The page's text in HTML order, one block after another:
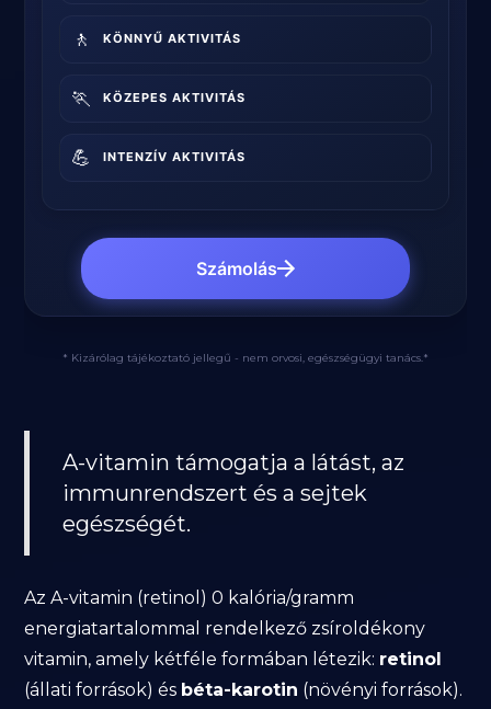
🚶 KÖNNYŰ AKTIVITÁS
🏃 KÖZEPES AKTIVITÁS
💪 INTENZÍV AKTIVITÁS
Számolás
* Kizárólag tájékoztató jellegű - nem orvosi, egészségügyi tanács.*
A-vitamin támogatja a látást, az
immunrendszert és a sejtek
egészségét.
Az A-vitamin (retinol) 0 kalória/gramm
energiatartalommal rendelkező zsíroldékony
vitamin, amely kétféle formában létezik: retinol
(állati források) és béta-karotin (növényi források).